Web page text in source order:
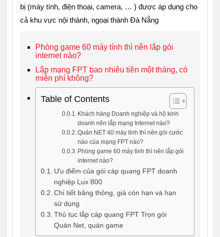
bị (máy tính, điện thoại, camera, … ) được áp dụng cho
cả khu vực nội thành, ngoại thành Đà Nẵng
Phòng game 60 máy tính thì nên lắp gói
internet nào?
Lắp mạng FPT bao nhiêu tiền một tháng, có
miễn phí không?
Table of Contents
Khách hàng Doanh nghiệp và hộ kinh
doanh nên lắp mạng Internet nào?
Quán NET 40 máy tính thì nên gói cước
nào của mạng FPT nào?
Phòng game 60 máy tính thì nên lắp gói
internet nào?
Ưu điểm của gói cáp quang FPT doanh
nghiệp Lux 800
Chi tiết băng thông, giá còn hạn và hạn
sử dụng
Thủ tục lắp cáp quang FPT Trọn gói
Quán Net, quán game